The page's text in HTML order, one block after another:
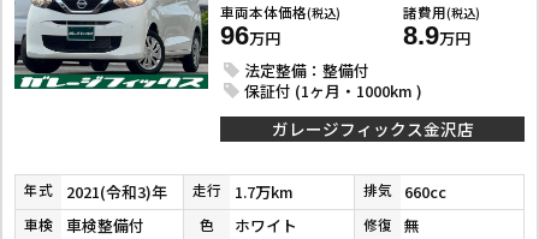
車両本体価格(税込)
96万円
諸費用(税込)
8.9万円
法定整備：整備付
保証付 (1ヶ月・1000km )
ガレージフィックス金沢店
年式 2021(令和3)年 走行 1.7万km 排気 660cc
車検 車検整備付 色 ホワイト 修復 無